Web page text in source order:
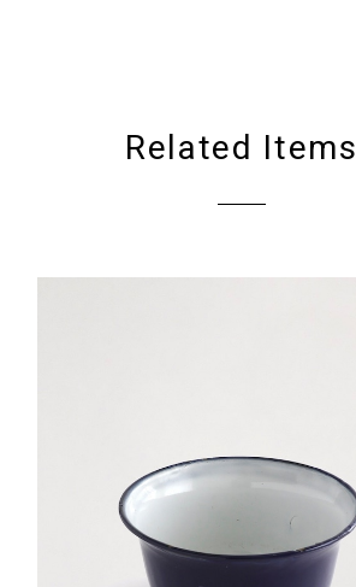
Related Items